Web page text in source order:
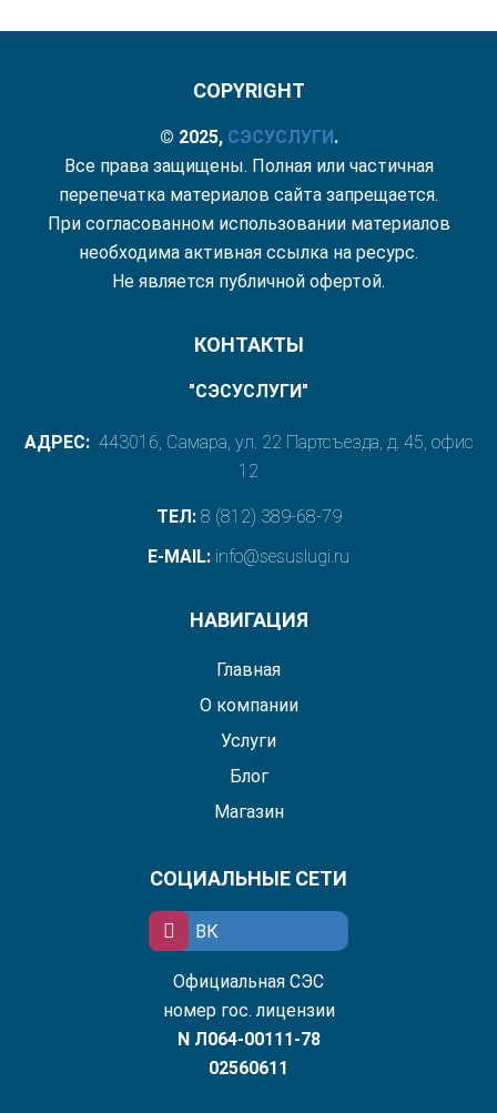
COPYRIGHT
© 2025, СЭСУСЛУГИ.
Все права защищены. Полная или частичная
перепечатка материалов сайта запрещается.
При согласованном использовании материалов
необходима активная ссылка на ресурс.
Не является публичной офертой.
КОНТАКТЫ
"СЭСУСЛУГИ"
АДРЕС: 443016, Самара, ул. 22 Партсъезда, д. 45, офис
12
ТЕЛ: 8 (812) 389-68-79
E-MAIL: info@sesuslugi.ru
НАВИГАЦИЯ
Главная
О компании
Услуги
Блог
Магазин
СОЦИАЛЬНЫЕ СЕТИ
ВК
Официальная СЭС
номер гос. лицензии
N Л064-00111-78
02560611